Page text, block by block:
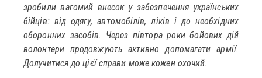
зробили вагомий внесок у забезпечення українських
бійців: від одягу, автомобілів, ліків і до необхідних
оборонних засобів. Через півтора роки бойових дій
волонтери продовжують активно допомагати армії.
Долучитися до цієї справи може кожен охочий.